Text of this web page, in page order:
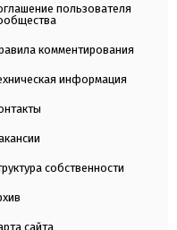
пользователя
комментирования
информация
собственности
сайта